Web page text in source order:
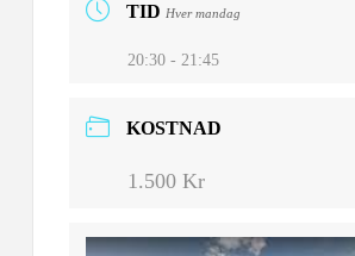
TID Hver mandag
20:30 - 21:45
KOSTNAD
1.500 Kr